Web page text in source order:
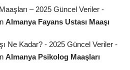
– 2025 Güncel Veriler -
Almanya Fayans Ustası Maaşı
Ne Kadar? - 2025 Güncel Veriler -
Almanya Psikolog Maaşları